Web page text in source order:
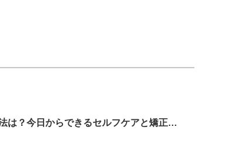
片側で噛む癖による顔の歪みを治す方法は？今日からできるセルフケアと矯正法を解説